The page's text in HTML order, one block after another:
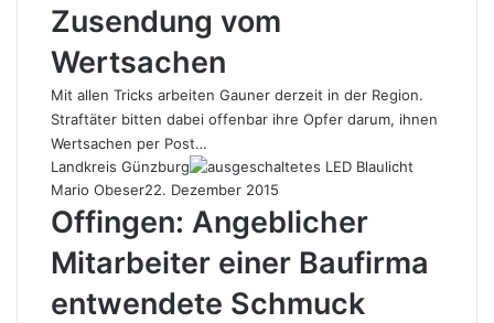
Zusendung vom
Wertsachen
Mit allen Tricks arbeiten Gauner derzeit in der Region.
Straftäter bitten dabei offenbar ihre Opfer darum, ihnen
Wertsachen per Post…
Landkreis Günzburg
Mario Obeser22. Dezember 2015
Offingen: Angeblicher
Mitarbeiter einer Baufirma
entwendete Schmuck